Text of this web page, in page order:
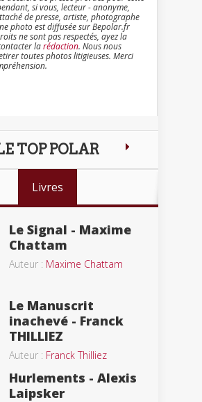
si vous, lecteur - anonyme,
de presse, artiste, photographe
photo est diffusée sur Bepolar.fr
ne sont pas respectés, ayez la
larédaction. Nous nous
toutes photos litigieuses. Merci
TOP POLAR
Livres
Le Signal - Maxime
Chattam
Auteur : Maxime Chattam
Le Manuscrit
inachevé - Franck
THILLIEZ
Auteur : Franck Thilliez
Hurlements - Alexis
Laipsker